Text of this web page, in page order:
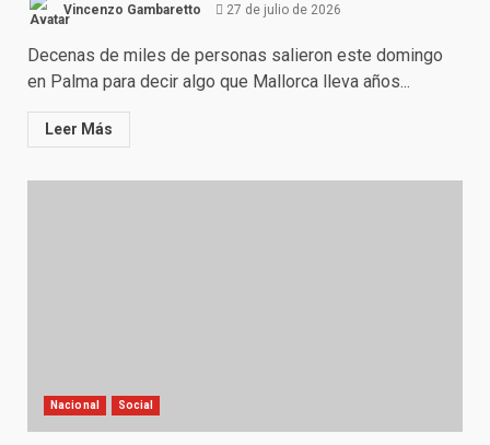
Vincenzo Gambaretto 27 de julio de 2026
Decenas de miles de personas salieron este domingo
en Palma para decir algo que Mallorca lleva años...
Leer Más
Nacional Social